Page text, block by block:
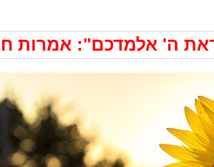
ה' אלמדכם": אמרות